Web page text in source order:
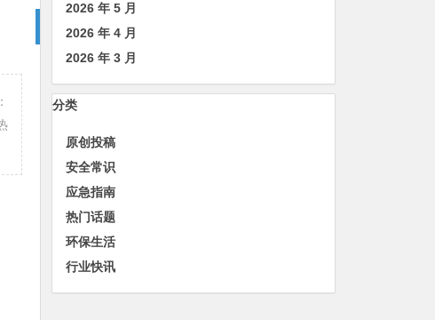
2026 年 5 月
2026 年 4 月
2026 年 3 月
分类
原创投稿
安全常识
应急指南
热门话题
环保生活
行业快讯